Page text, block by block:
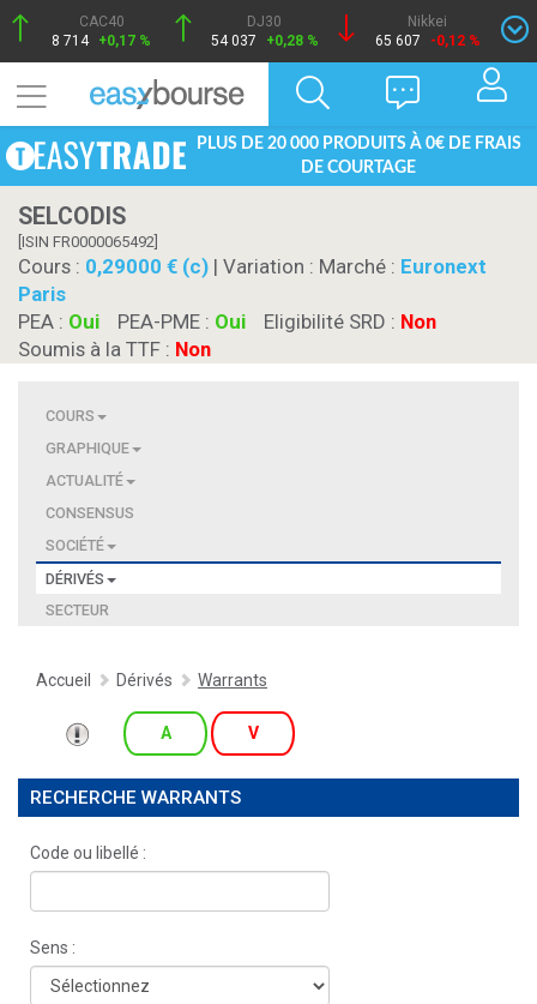
CAC40
8 714 +0,17 %
DJ30
54 037
+0,28 %
Nikkei
65 607
-0,12 %
PLUS DE 20 000 PRODUITS À 0€ DE FRAIS
DE COURTAGE
SELCODIS
[ISIN FR0000065492]
Cours : 0,29000 € (c) | Variation : Marché : Euronext
Paris
PEA : Oui PEA-PME : Oui Eligibilité SRD : Non
Soumis à la TTF : Non
COURS
GRAPHIQUE
ACTUALITÉ
CONSENSUS
SOCIÉTÉ
DÉRIVÉS
SECTEUR
Accueil Dérivés Warrants
A V
RECHERCHE WARRANTS
Code ou libellé :
Sens :